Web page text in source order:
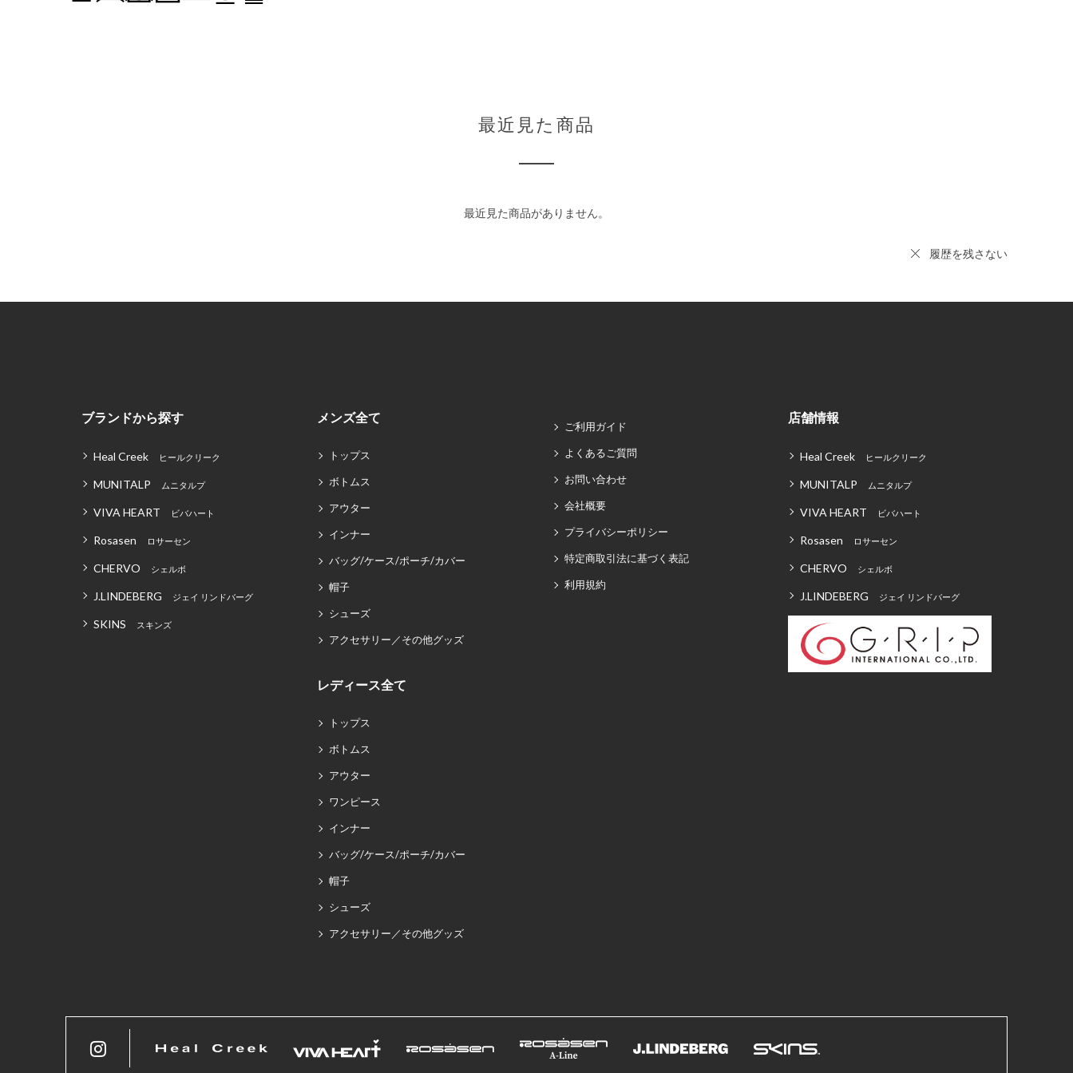
最近見た商品
最近見た商品がありません。
履歴を残さない
ブランドから探す
Heal Creek ヒールクリーク
MUNITALP ムニタルプ
VIVA HEART ビバハート
Rosasen ロサーセン
CHERVO シェルボ
J.LINDEBERG ジェイ リンドバーグ
SKINS スキンズ
メンズ全て
トップス
ボトムス
アウター
インナー
バッグ/ケース/ポーチ/カバー
帽子
シューズ
アクセサリー／その他グッズ
レディース全て
トップス
ボトムス
アウター
ワンピース
インナー
バッグ/ケース/ポーチ/カバー
帽子
シューズ
アクセサリー／その他グッズ
ご利用ガイド
よくあるご質問
お問い合わせ
会社概要
プライバシーポリシー
特定商取引法に基づく表記
利用規約
店舗情報
Heal Creek ヒールクリーク
MUNITALP ムニタルプ
VIVA HEART ビバハート
Rosasen ロサーセン
CHERVO シェルボ
J.LINDEBERG ジェイ リンドバーグ